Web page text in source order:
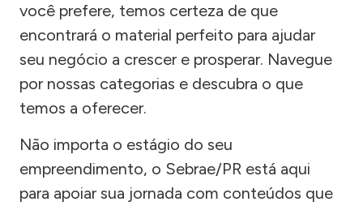
você prefere, temos certeza de que
encontrará o material perfeito para ajudar
seu negócio a crescer e prosperar. Navegue
por nossas categorias e descubra o que
temos a oferecer.
Não importa o estágio do seu
empreendimento, o Sebrae/PR está aqui
para apoiar sua jornada com conteúdos que